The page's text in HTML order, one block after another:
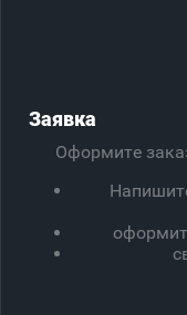
Заявка
Оформите